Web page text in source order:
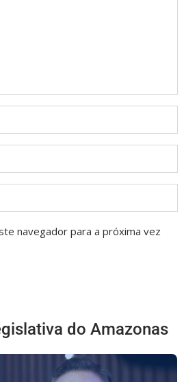
navegador para a próxima vez
do Amazonas